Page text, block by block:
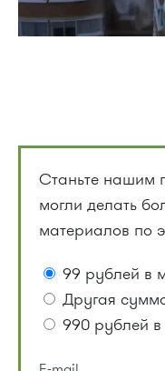
Станьте нашим
могли делать
материалов по
99 рублей в
Другая
990 рублей в